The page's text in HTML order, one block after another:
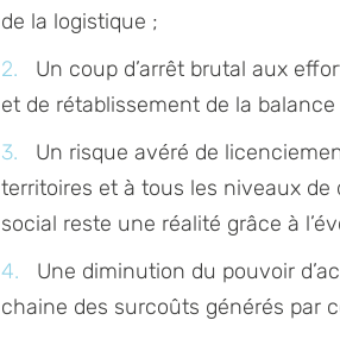
de la logistique ;
Un coup d’arrêt brutal aux
et de rétablissement de la
Un risque avéré de
territoires et à tous les niveaux de
social reste une réalité grâce à
Une diminution du pouvoir
chaine des surcoûts générés par